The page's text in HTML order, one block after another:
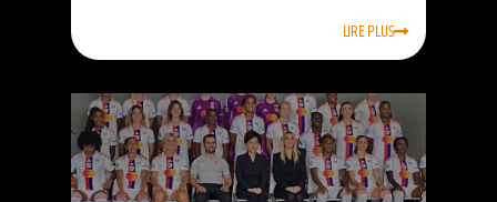
LIRE PLUS